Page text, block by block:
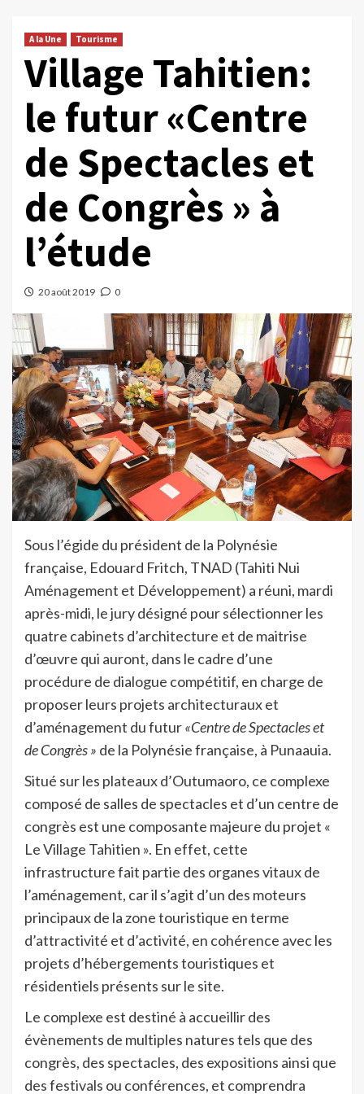
A la Une Tourisme
Village Tahitien:
le futur «Centre
de Spectacles et
de Congrès » à
l’étude
20 août 2019 0
Sous l’égide du président de la Polynésie
française, Edouard Fritch, TNAD (Tahiti Nui
Aménagement et Développement) a réuni, mardi
après-midi, le jury désigné pour sélectionner les
quatre cabinets d’architecture et de maitrise
d’œuvre qui auront, dans le cadre d’une
procédure de dialogue compétitif, en charge de
proposer leurs projets architecturaux et
d’aménagement du futur«Centre de Spectacles et
de Congrès » de la Polynésie française, à Punaauia.
Situé sur les plateaux d’Outumaoro, ce complexe
composé de salles de spectacles et d’un centre de
congrès est une composante majeure du projet «
Le Village Tahitien ». En effet, cette
infrastructure fait partie des organes vitaux de
l’aménagement, car il s’agit d’un des moteurs
principaux de la zone touristique en terme
d’attractivité et d’activité, en cohérence avec les
projets d’hébergements touristiques et
résidentiels présents sur le site.
Le complexe est destiné à accueillir des
évènements de multiples natures tels que des
congrès, des spectacles, des expositions ainsi que
des festivals ou conférences, et comprendra